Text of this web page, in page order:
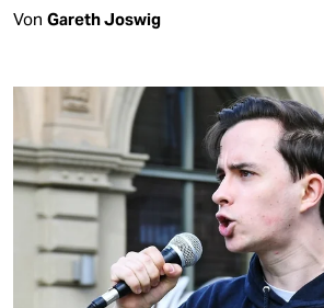
Von Gareth Joswig